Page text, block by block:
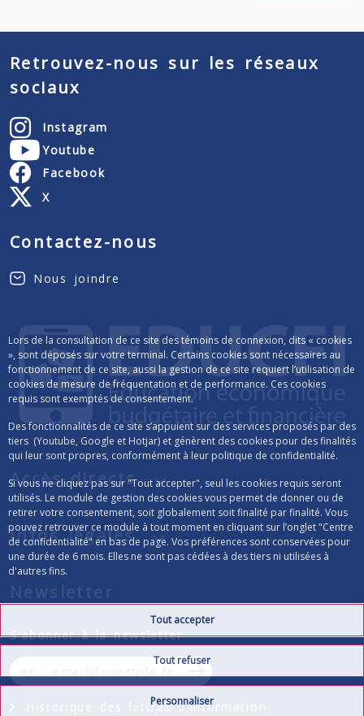
Lors de la consultation de ce site des témoins de connexion, dits « cookies
», sont déposés sur votre terminal. Certains cookies sont nécessaires au
fonctionnement de ce site, aussi la gestion de ce site requiert l’utilisation de
cookies de mesure de fréquentation et de performance. Ces cookies
requis sont exemptés de consentement.
Des fonctionnalités de ce site s’appuient sur des services proposés par des
tiers (Youtube, Google et Hotjar) et génèrent des cookies pour des finalités
qui leur sont propres, conformément à leur politique de confidentialité.
Si vous ne cliquez pas sur "Tout accepter", seul les cookies requis seront
utilisés. Le module de gestion des cookies vous permet de donner ou de
retirer votre consentement, soit globalement soit finalité par finalité. Vous
pouvez retrouver ce module à tout moment en cliquant sur l’onglet "Centre
de confidentialité" en bas de page. Vos préférences sont conservées pour
une durée de 6 mois. Elles ne sont pas cédées à des tiers ni utilisées à
d'autres fins.
Tout accepter
Tout refuser
Personnaliser
Retrouvez-nous sur les réseaux
sociaux
Instagram
Youtube
Facebook
X
Contactez-nous
Nous joindre
Accès directs
Infos légales
Formulaire d’inscription à la lettre
S'abonner à la newsletter
S’abonner à la newsletter
Historique des lettres d'information